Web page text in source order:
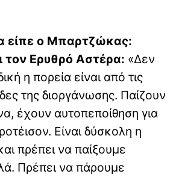
είπε ο Μπαρτζώκας:
τον Ερυθρό Αστέρα: «Δεν
η πορεία είναι από τις
της διοργάνωσης. Παίζουν
έχουν αυτοπεποίθηση για
Είναι δύσκολη η
πρέπει να παίξουμε
Πρέπει να πάρουμε